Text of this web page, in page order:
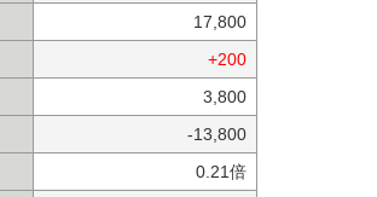
17,800
+200
3,800
-13,800
0.21倍